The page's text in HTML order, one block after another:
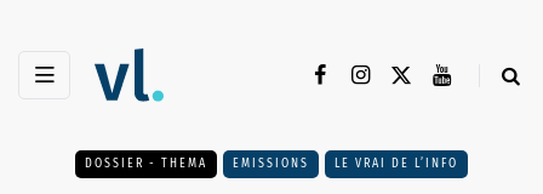
DOSSIER - THEMA EMISSIONS LE VRAI DE L’INFO